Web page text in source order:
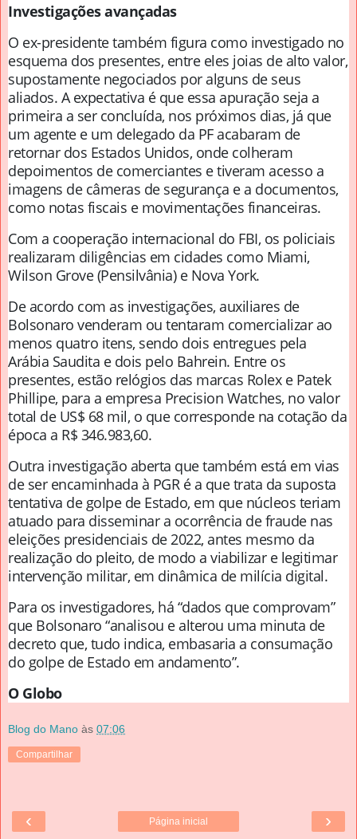
Investigações avançadas
O ex-presidente também figura como investigado no
esquema dos presentes, entre eles joias de alto valor,
supostamente negociados por alguns de seus
aliados. A expectativa é que essa apuração seja a
primeira a ser concluída, nos próximos dias, já que
um agente e um delegado da PF acabaram de
retornar dos Estados Unidos, onde colheram
depoimentos de comerciantes e tiveram acesso a
imagens de câmeras de segurança e a documentos,
como notas fiscais e movimentações financeiras.
Com a cooperação internacional do FBI, os policiais
realizaram diligências em cidades como Miami,
Wilson Grove (Pensilvânia) e Nova York.
De acordo com as investigações, auxiliares de
Bolsonaro venderam ou tentaram comercializar ao
menos quatro itens, sendo dois entregues pela
Arábia Saudita e dois pelo Bahrein. Entre os
presentes, estão relógios das marcas Rolex e Patek
Phillipe, para a empresa Precision Watches, no valor
total de US$ 68 mil, o que corresponde na cotação da
época a R$ 346.983,60.
Outra investigação aberta que também está em vias
de ser encaminhada à PGR é a que trata da suposta
tentativa de golpe de Estado, em que núcleos teriam
atuado para disseminar a ocorrência de fraude nas
eleições presidenciais de 2022, antes mesmo da
realização do pleito, de modo a viabilizar e legitimar
intervenção militar, em dinâmica de milícia digital.
Para os investigadores, há “dados que comprovam”
que Bolsonaro “analisou e alterou uma minuta de
decreto que, tudo indica, embasaria a consumação
do golpe de Estado em andamento”.
O Globo
Blog do Mano às 07:06
Compartilhar
‹ ›
Página inicial